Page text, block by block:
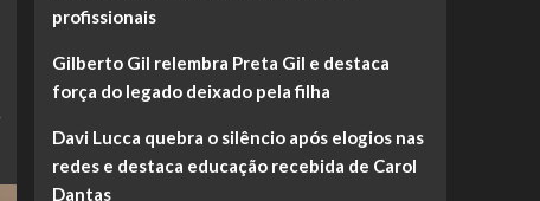
profissionais
Gilberto Gil relembra Preta Gil e destaca
força do legado deixado pela filha
Davi Lucca quebra o silêncio após elogios nas
redes e destaca educação recebida de Carol
Dantas